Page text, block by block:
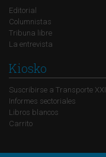
Editorial
Columnistas
Tribuna libre
La entrevista
Kiosko
Suscribirse a Transporte XXI
Informes sectoriales
Libros blancos
Carrito